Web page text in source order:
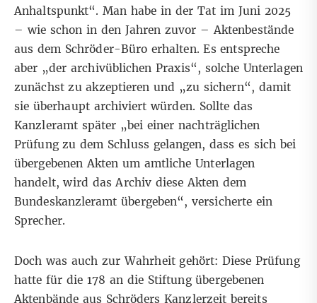
Anhaltspunkt“. Man habe in der Tat im Juni 2025
– wie schon in den Jahren zuvor – Aktenbestände
aus dem Schröder-Büro erhalten. Es entspreche
aber „der archivüblichen Praxis“, solche Unterlagen
zunächst zu akzeptieren und „zu sichern“, damit
sie überhaupt archiviert würden. Sollte das
Kanzleramt später „bei einer nachträglichen
Prüfung zu dem Schluss gelangen, dass es sich bei
übergebenen Akten um amtliche Unterlagen
handelt, wird das Archiv diese Akten dem
Bundeskanzleramt übergeben“, versicherte ein
Sprecher.
Doch was auch zur Wahrheit gehört: Diese Prüfung
hatte für die 178 an die Stiftung übergebenen
Aktenbände aus Schröders Kanzlerzeit bereits